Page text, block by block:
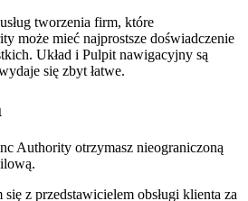
tworzenia firm, które
może mieć najprostsze doświadczenie
Układ i Pulpit nawigacyjny są
się zbyt łatwe.
Authority otrzymasz nieograniczoną
się z przedstawicielem obsługi klienta za